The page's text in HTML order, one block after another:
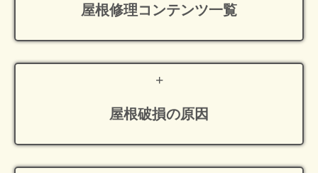
屋根修理コンテンツ一覧
屋根破損の原因